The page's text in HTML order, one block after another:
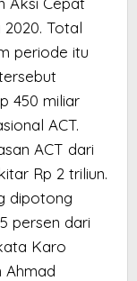
Total
periode itu
450 miliar
ACT.
ACT dari
Rp 2 triliun.
dipotong
persen dari
Karo
Ahmad